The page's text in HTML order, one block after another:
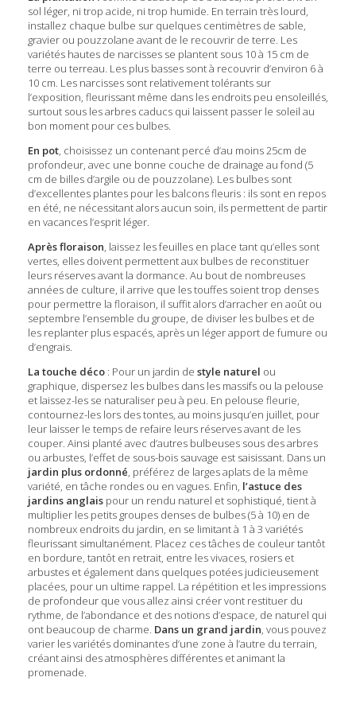
sol léger, ni trop acide, ni trop humide. En terrain très lourd,
installez chaque bulbe sur quelques centimètres de sable,
gravier ou pouzzolane avant de le recouvrir de terre. Les
variétés hautes de narcisses se plantent sous 10 à 15 cm de
terre ou terreau. Les plus basses sont à recouvrir d’environ 6 à
10 cm. Les narcisses sont relativement tolérants sur
l’exposition, fleurissant même dans les endroits peu ensoleillés,
surtout sous les arbres caducs qui laissent passer le soleil au
bon moment pour ces bulbes.
En pot, choisissez un contenant percé d’au moins 25cm de
profondeur, avec une bonne couche de drainage au fond (5
cm de billes d’argile ou de pouzzolane). Les bulbes sont
d’excellentes plantes pour les balcons fleuris : ils sont en repos
en été, ne nécessitant alors aucun soin, ils permettent de partir
en vacances l’esprit léger.
Après floraison, laissez les feuilles en place tant qu’elles sont
vertes, elles doivent permettent aux bulbes de reconstituer
leurs réserves avant la dormance. Au bout de nombreuses
années de culture, il arrive que les touffes soient trop denses
pour permettre la floraison, il suffit alors d’arracher en août ou
septembre l’ensemble du groupe, de diviser les bulbes et de
les replanter plus espacés, après un léger apport de fumure ou
d’engrais.
La touche déco : Pour un jardin de style naturel ou
graphique, dispersez les bulbes dans les massifs ou la pelouse
et laissez-les se naturaliser peu à peu. En pelouse fleurie,
contournez-les lors des tontes, au moins jusqu’en juillet, pour
leur laisser le temps de refaire leurs réserves avant de les
couper. Ainsi planté avec d’autres bulbeuses sous des arbres
ou arbustes, l’effet de sous-bois sauvage est saisissant. Dans un
jardin plus ordonné, préférez de larges aplats de la même
variété, en tâche rondes ou en vagues. Enfin, l’astuce des
jardins anglais pour un rendu naturel et sophistiqué, tient à
multiplier les petits groupes denses de bulbes (5 à 10) en de
nombreux endroits du jardin, en se limitant à 1 à 3 variétés
fleurissant simultanément. Placez ces tâches de couleur tantôt
en bordure, tantôt en retrait, entre les vivaces, rosiers et
arbustes et également dans quelques potées judicieusement
placées, pour un ultime rappel. La répétition et les impressions
de profondeur que vous allez ainsi créer vont restituer du
rythme, de l’abondance et des notions d’espace, de naturel qui
ont beaucoup de charme. Dans un grand jardin, vous pouvez
varier les variétés dominantes d’une zone à l’autre du terrain,
créant ainsi des atmosphères différentes et animant la
promenade.